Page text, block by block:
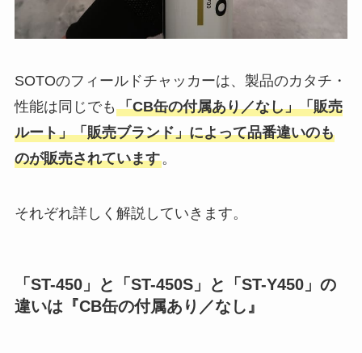
SOTOのフィールドチャッカーは、製品のカタチ・
性能は同じでも 「CB缶の付属あり／なし」「販売
ルート」「販売ブランド」によって品番違いのも
のが販売されています。
それぞれ詳しく解説していきます。
「ST-450」と「ST-450S」と「ST-Y450」の
違いは『CB缶の付属あり／なし』